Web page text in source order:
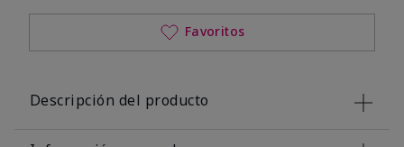
Favoritos
Descripción del producto